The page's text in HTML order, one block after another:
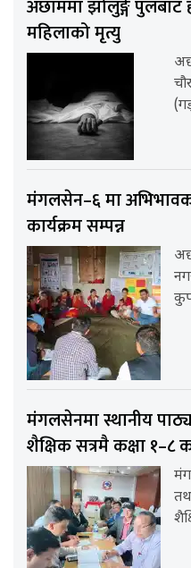
अछाममा झोलुङ्गे पुलबाट
महिलाको मृत्यु
मंगलसेन–६ मा
कार्यक्रम सम्पन्न
मंगलसेनमा स्थानीय
शैक्षिक सत्रमै कक्षा १–८